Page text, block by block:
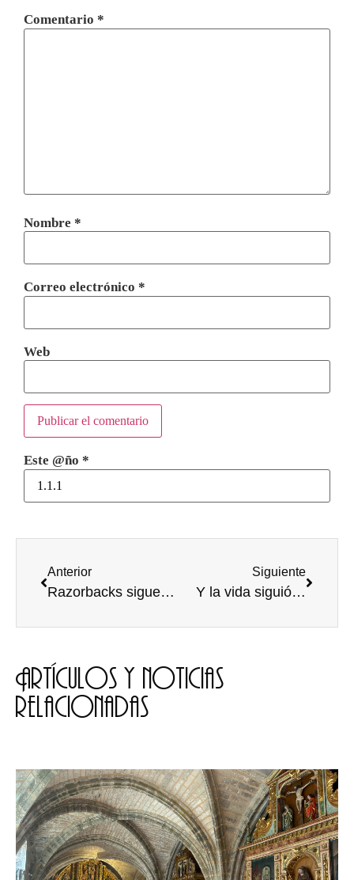
Comentario *
Nombre *
Correo electrónico *
Web
Este @ño *
Anterior
Razorbacks sigue avanzando en las OGseries University
Siguiente
Y la vida siguió…
Artículos y noticias
relacionadas